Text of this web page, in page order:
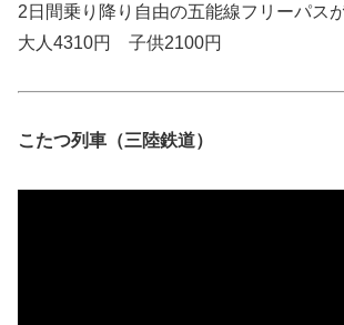
2日間乗り降り自由の五能線フリーパスが
大人4310円 子供2100円
こたつ列車（三陸鉄道）